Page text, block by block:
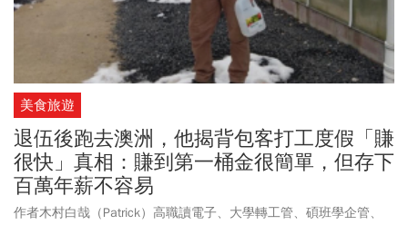
美食旅遊
退伍後跑去澳洲，他揭背包客打工度假「賺
很快」真相：賺到第一桶金很簡單，但存下
百萬年薪不容易
作者木村白哉（Patrick）高職讀電子、大學轉工管、碩班學企管、